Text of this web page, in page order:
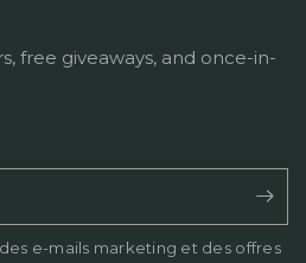
free giveaways, and once-in-
e-mails marketing et des offres